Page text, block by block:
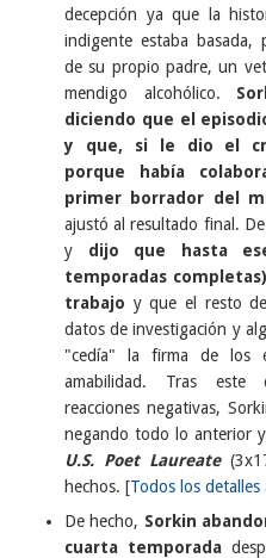
decepción ya que la
indigente estaba basada,
de su propio padre, un
mendigo alcohólico.
diciendo que el
y que, si le dio el
porque había
primer borrador del
ajustó al resultado final.
y dijo que hasta
temporadas
trabajo y que el resto
datos de investigación y
"cedía" la firma de los
amabilidad. Tras este
reacciones negativas,
negando todo lo anterior
U.S. Poet Laureate
hechos. [Todos los detalles
De hecho, Sorkin
cuarta temporada